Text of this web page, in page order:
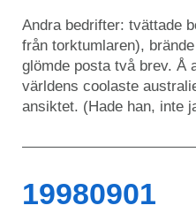
Andra bedrifter: tvättade
från torktumlaren),
glömde posta två brev. Å
världens coolaste
ansiktet. (Hade han, inte
19980901